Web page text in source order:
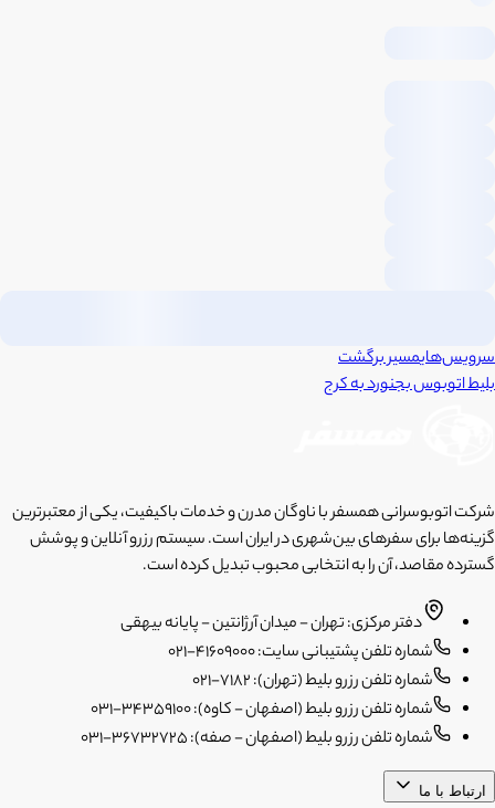
سرویس‌هایمسیر برگشت
بلیط اتوبوسبجنوردبهکرج
شرکت اتوبوسرانی همسفر با ناوگان مدرن و خدمات باکیفیت، یکی از معتبرترین
گزینه‌ها برای سفرهای بین‌شهری در ایران است. سیستم رزرو آنلاین و پوشش
گسترده مقاصد، آن را به انتخابی محبوب تبدیل کرده است.
دفتر مرکزی: تهران - میدان آرژانتین - پایانه بیهقی
شماره تلفن پشتیبانی سایت: 41609000-021
شماره تلفن رزرو بلیط (تهران): 7182-021
شماره تلفن رزرو بلیط (اصفهان - کاوه): 34359100-031
شماره تلفن رزرو بلیط (اصفهان - صفه): 36732725-031
ارتباط با ما